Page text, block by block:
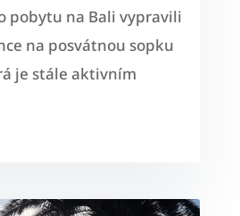
pobytu na Bali vypravili
na posvátnou sopku
je stále aktivním